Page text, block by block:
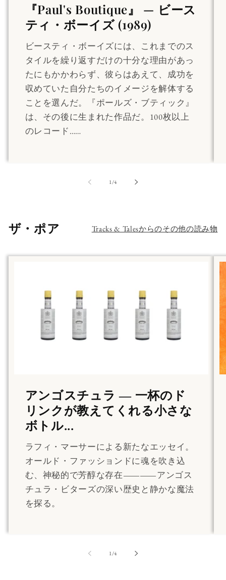
『Paul's Boutique』 — ビース
ティ・ボーイズ (1989)
ビースティ・ボーイズには、これまでのス
タイルを繰り返すだけの十分な理由があっ
たにもかかわらず、彼らはあえて、成功を
収めていた自分たちのイメージを解体する
ことを選んだ。『ポールズ・ブティック』
は、その後に生まれた作品だ。100枚以上
のレコード……
1/の
4
ザ・ポア Tracks & Talesからのその他の読み物
アンゴスチュラ ― 一杯のド
リンクが教えてくれる小さな
ボトル...
ラフィ・マーサーによる新たなエッセイ。
オールド・ファッションドに魂を吹き込
む、神秘的で芳醇な存在――アンゴス
チュラ・ビターズの深い歴史と静かな魔法
を探る。
1/の
4